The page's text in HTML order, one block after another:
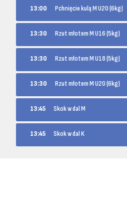
13:00 Pchnięcie kulą M U20 (6kg)
13:30 Rzut młotem M U16 (5kg)
13:30 Rzut młotem M U18 (5kg)
13:30 Rzut młotem M U20 (6kg)
13:45 Skok w dal M
13:45 Skok w dal K